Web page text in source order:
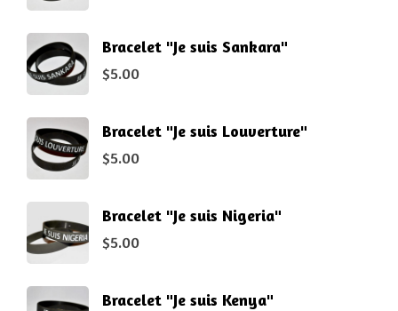
Bracelet "Je suis Sankara"
$5.00
Bracelet "Je suis Louverture"
$5.00
Bracelet "Je suis Nigeria"
$5.00
Bracelet "Je suis Kenya"